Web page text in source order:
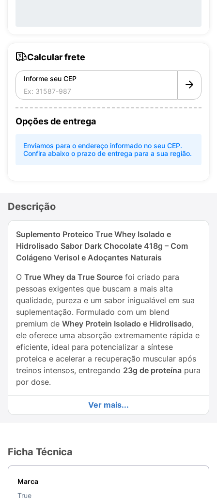
Calcular frete
Informe seu CEP
Opções de entrega
Enviamos para o endereço informado no seu CEP.
Confira abaixo o prazo de entrega para a sua região.
Descrição
Suplemento Proteico True Whey Isolado e
Hidrolisado Sabor Dark Chocolate 418g – Com
Colágeno Verisol e Adoçantes Naturais
O True Whey da True Source foi criado para
pessoas exigentes que buscam a mais alta
qualidade, pureza e um sabor inigualável em sua
suplementação. Formulado com um blend
premium de Whey Protein Isolado e Hidrolisado,
ele oferece uma absorção extremamente rápida e
eficiente, ideal para potencializar a síntese
proteica e acelerar a recuperação muscular após
treinos intensos, entregando 23g de proteína pura
por dose.
Mas o True Whey vai muito além da construção
muscular. Ele é um suplemento focado em saúde
Biativos de Colágeno Verisol®
seu delicioso e intenso sabor de
é adoçado de forma 100% natural utilizando
Ver mais...
Ficha Técnica
Marca
True